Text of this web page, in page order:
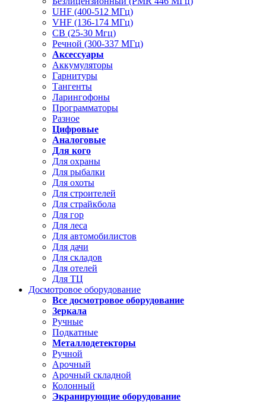
UHF (400-512 МГц)
VHF (136-174 МГц)
CB (25-30 Мгц)
Речной (300-337 МГц)
Аксессуары
Аккумуляторы
Гарнитуры
Тангенты
Ларингофоны
Программаторы
Разное
Цифровые
Аналоговые
Для кого
Для охраны
Для рыбалки
Для охоты
Для строителей
Для страйкбола
Для гор
Для леса
Для автомобилистов
Для дачи
Для складов
Для отелей
Для ТЦ
Досмотровое оборудование
Все досмотровое оборудование
Зеркала
Ручные
Подкатные
Металлодетекторы
Ручной
Арочный
Арочный складной
Колонный
Экранирующие оборудование